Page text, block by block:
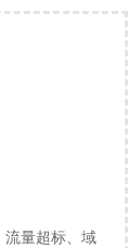
量超标、域